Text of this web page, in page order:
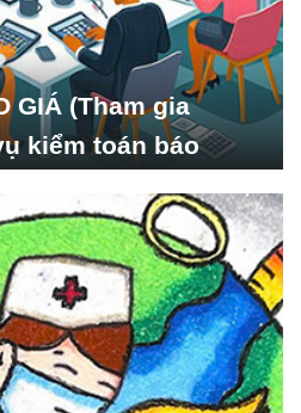
GIÁ (Tham gia
kiểm toán báo
triển Xã